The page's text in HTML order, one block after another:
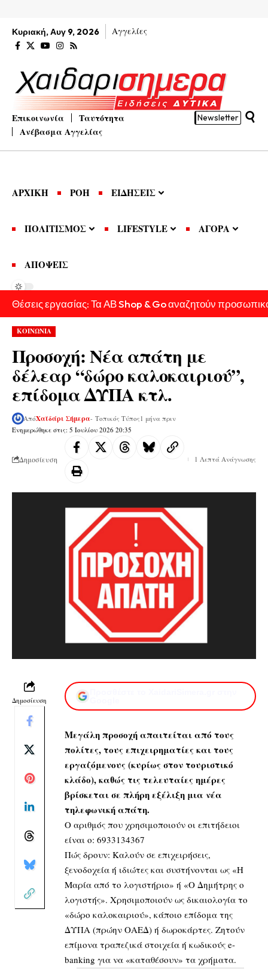
Κυριακή, Αυγ 9, 2026 Αγγελίες
Επικοινωνία
Ταυτότητα
Ανέβασμα Αγγελίας
Newsletter
ΑΡΧΙΚΗ ΡΟΗ ΕΙΔΗΣΕΙΣ
ΠΟΛΙΤΙΣΜΟΣ LIFESTYLE ΑΓΟΡΑ
ΑΠΟΨΕΙΣ
Θέσεις εργασίας: Τα ΑΒ Shop & Go αναζητούν
ΚΟΙΝΩΝΙΑ
Προσοχή: Νέα απάτη με
δέλεαρ “δώρο καλοκαιριού”,
επίδομα ΔΥΠΑ κτλ.
Ενημερώθηκε στις: 5 Ιουλίου 2026 20:35
ΑπόΧαϊδάρι Σήμερα- Τοπικός Τύπος 1 μήνα πριν
Δημοσίευση 1 Λεπτά Ανάγνωσης
Δημοσίευση
Μεγάλη προσοχή απαιτείται από τους
πολίτες, τους επιχειρηματίες και τους
εργαζόμενους (κυρίως στον τουριστικό
κλάδο), καθώς τις τελευταίες ημέρες
βρίσκεται σε πλήρη εξέλιξη μια νέα
τηλεφωνική απάτη.
Ο αριθμός που χρησιμοποιούν οι επιτήδειοι
είναι ο: 6933134367
Πώς δρουν: Καλούν σε επιχειρήσεις,
ξενοδοχεία ή ιδιώτες και συστήνονται ως «Η
Μαρία από το λογιστήριο» ή «Ο Δημήτρης ο
λογιστής». Χρησιμοποιούν ως δικαιολογία το
«δώρο καλοκαιριού», κάποιο επίδομα της
ΔΥΠΑ (πρώην ΟΑΕΔ) ή δωροκάρτες. Ζητούν
επίμονα τραπεζικά στοιχεία ή κωδικούς e-
banking για να «καταθέσουν» τα χρήματα.